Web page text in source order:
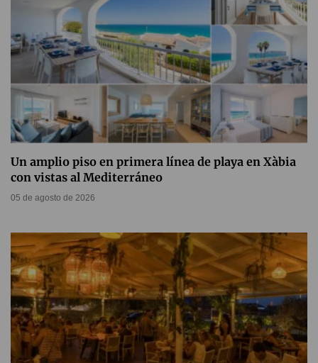
Un amplio piso en primera línea de playa en Xàbia
con vistas al Mediterráneo
05 de agosto de 2026